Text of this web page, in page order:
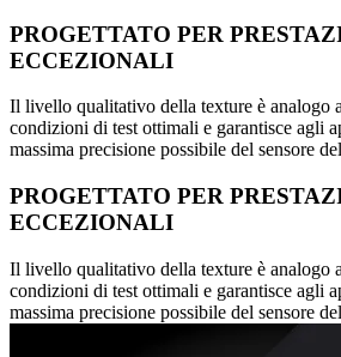
PROGETTATO PER
ECCEZIONALI
Il livello qualitativo della texture è analogo
condizioni di test ottimali e garantisce agli
massima precisione possibile del sensore
PROGETTATO PER
ECCEZIONALI
Il livello qualitativo della texture è analogo
condizioni di test ottimali e garantisce agli
massima precisione possibile del sensore